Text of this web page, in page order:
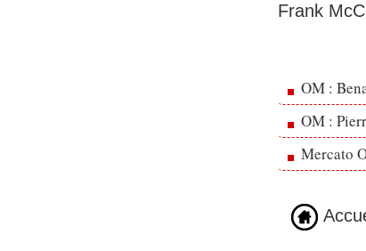
Frank
OM :
OM :
Mercato